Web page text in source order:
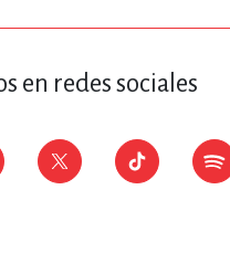
en redes sociales